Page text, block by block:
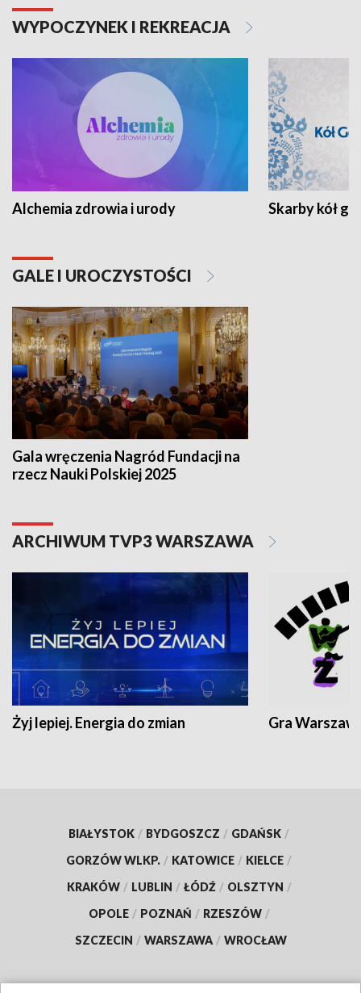
WYPOCZYNEK I REKREACJA
Alchemia zdrowia i urody Skarby kół
GALE I UROCZYSTOŚCI
Gala wręczenia Nagród Fundacji na
rzecz Nauki Polskiej 2025
ARCHIWUM TVP3 WARSZAWA
Żyj lepiej. Energia do zmian Gra
BIAŁYSTOK / BYDGOSZCZ / GDAŃSK /
GORZÓW WLKP. / KATOWICE / KIELCE /
KRAKÓW / LUBLIN / ŁÓDŹ / OLSZTYN /
OPOLE / POZNAŃ / RZESZÓW /
SZCZECIN / WARSZAWA / WROCŁAW